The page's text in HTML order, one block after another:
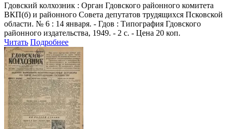
Гдовский колхозник : Орган Гдовского районного комитета
ВКП(б) и районного Совета депутатов трудящихся Псковской
области. № 6 : 14 января. - Гдов : Типография Гдовского
районного издательства, 1949. - 2 с. - Цена 20 коп.
Читать Подробнее